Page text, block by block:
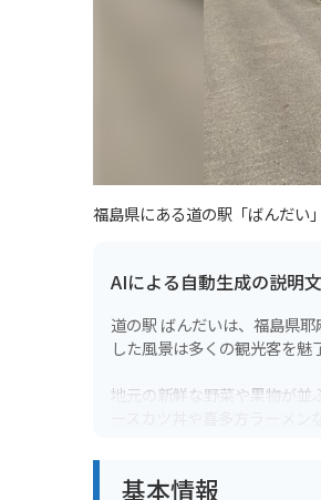
福島県にある道の駅「ばんだい」
AIによる自動生成の説明文
道の駅 ばんだいは、福島県
した風景は多くの観光客を魅
地元の新鮮な野菜や果物が並
ースカツ丼や喜多方ラーメ
基本情報